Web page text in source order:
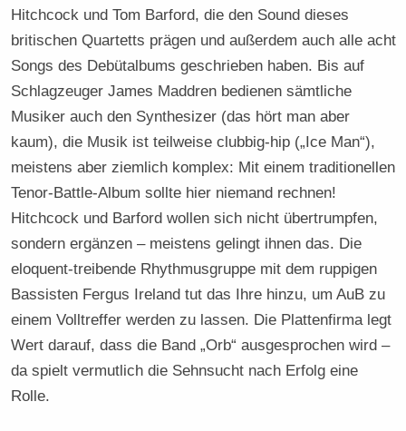
Hitchcock und Tom Barford, die den Sound dieses
britischen Quartetts prägen und außerdem auch alle acht
Songs des Debütalbums geschrieben haben. Bis auf
Schlagzeuger James Maddren bedienen sämtliche
Musiker auch den Synthesizer (das hört man aber
kaum), die Musik ist teilweise clubbig-hip („Ice Man“),
meistens aber ziemlich komplex: Mit einem traditionellen
Tenor-Battle-Album sollte hier niemand rechnen!
Hitchcock und Barford wollen sich nicht übertrumpfen,
sondern ergänzen – meistens gelingt ihnen das. Die
eloquent-treibende Rhythmusgruppe mit dem ruppigen
Bassisten Fergus Ireland tut das Ihre hinzu, um AuB zu
einem Volltreffer werden zu lassen. Die Plattenfirma legt
Wert darauf, dass die Band „Orb“ ausgesprochen wird –
da spielt vermutlich die Sehnsucht nach Erfolg eine
Rolle.